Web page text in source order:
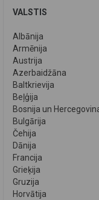
VALSTIS
Albānija
Armēnija
Austrija
Azerbaidžāna
Baltkrievija
Beļģija
Bosnija un
Bulgārija
Čehija
Dānija
Francija
Grieķija
Gruzija
Horvātija